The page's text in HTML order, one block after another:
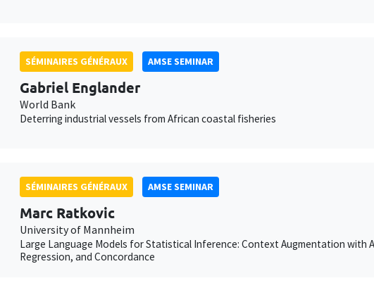
SÉMINAIRES GÉNÉRAUX AMSE SEMINAR
Gabriel Englander
World Bank
Deterring industrial vessels from African coastal fisheries
SÉMINAIRES GÉNÉRAUX AMSE SEMINAR
Marc Ratkovic
University of Mannheim
Large Language Models for Statistical Inference: Context Augmentation with
Regression, and Concordance